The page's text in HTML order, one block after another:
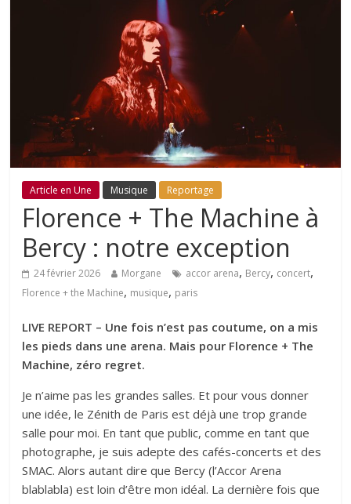
Article en Une Musique Reportage
Florence + The Machine à
Bercy : notre exception
24 février 2026 Morgane accor arena, Bercy, concert,
Florence + the Machine, musique, paris
LIVE REPORT – Une fois n’est pas coutume, on a mis
les pieds dans une arena. Mais pour Florence + The
Machine, zéro regret.
Je n’aime pas les grandes salles. Et pour vous donner
une idée, le Zénith de Paris est déjà une trop grande
salle pour moi. En tant que public, comme en tant que
photographe, je suis adepte des cafés-concerts et des
SMAC. Alors autant dire que Bercy (l’Accor Arena
blablabla) est loin d’être mon idéal. La dernière fois que